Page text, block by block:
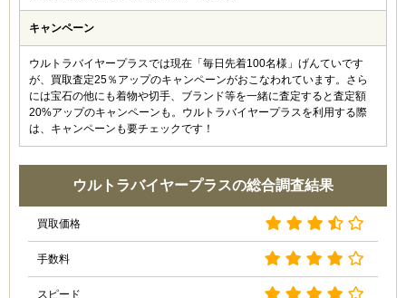
DMT (30代)
た。買い取り専門店と言うだけあって、宝石の知識はす
ごいなと感じました。ノーブランドでも高値を付けてく
れたのが好印象です。また利用したいですね。
5.0
キャンペーン
ウルトラバイヤープラスでは現在「毎日先着100名様」げんていです
が、買取査定25％アップのキャンペーンがおこなわれています。さら
には宝石の他にも着物や切手、ブランド等を一緒に査定すると査定額
20%アップのキャンペーンも。ウルトラバイヤープラスを利用する際
は、キャンペーンも要チェックです！
ウルトラバイヤープラスの総合調査結果
買取価格
手数料
スピード